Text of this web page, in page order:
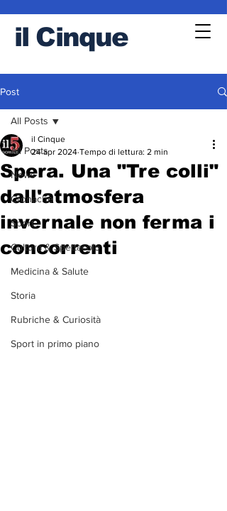
il Cinque
Post
All Posts
News
Cronache
Sport
Cultura & Spettacolo
Medicina & Salute
Storia
Rubriche & Curiosità
Sport in primo piano
All Posts
Spera. Una "Tre colli"
dall'atmosfera
invernale non ferma i
concorrenti
il Cinque
24 apr 2024 Tempo di lettura: 2 min